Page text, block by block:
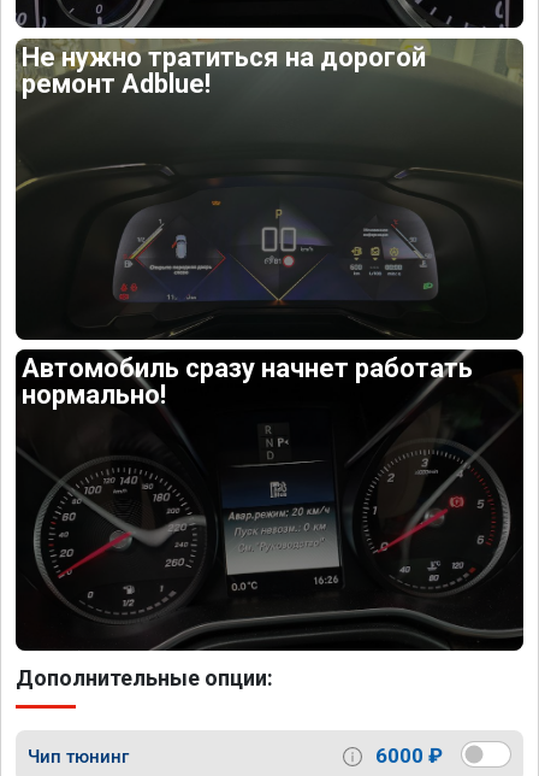
Не нужно тратиться на дорогой
ремонт Adblue!
Автомобиль сразу начнет работать
нормально!
Дополнительные опции:
Чип тюнинг 6000 ₽